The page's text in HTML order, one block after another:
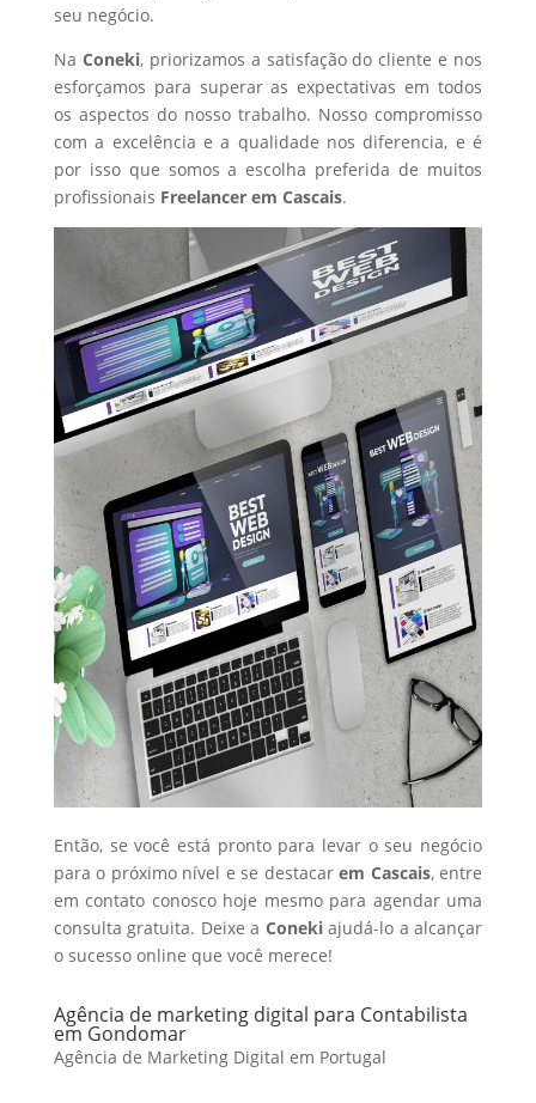
seu negócio.
Na Coneki, priorizamos a satisfação do cliente e nos
esforçamos para superar as expectativas em todos
os aspectos do nosso trabalho. Nosso compromisso
com a excelência e a qualidade nos diferencia, e é
por isso que somos a escolha preferida de muitos
profissionais Freelancerem Cascais.
Então, se você está pronto para levar o seu negócio
para o próximo nível e se destacarem Cascais, entre
em contato conosco hoje mesmo para agendar uma
consulta gratuita. Deixe a Conekiajudá-lo a alcançar
o sucesso online que você merece!
Agência de marketing digital para Contabilista
em Gondomar
Agência de Marketing Digital em Portugal